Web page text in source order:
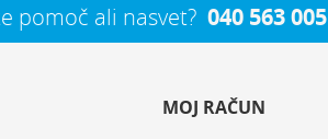
pomoč ali nasvet?040 563 005
MOJ RAČUN